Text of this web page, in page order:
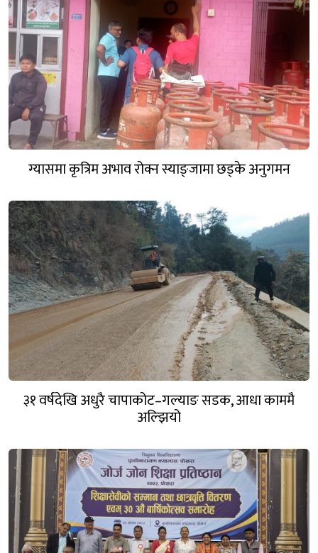
ग्यासमा कृत्रिम अभाव रोक्न स्याङ्जामा छड्के अनुगमन
३१ वर्षदेखि अधुरै चापाकोट–गल्याङ सडक, आधा काममै
अल्झियो